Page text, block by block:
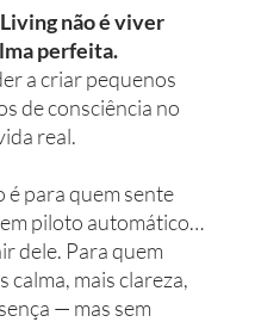
não é viver
perfeita.
a criar pequenos
de consciência no
real.
é para quem sente
piloto automático…
dele. Para quem
calma, mais clareza,
— mas sem